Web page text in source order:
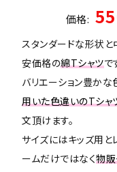
価格:
スタンダードな形状
安価格の綿Tシャツで
バリエーション豊か
用いた色違いのTシャ
文頂けます。
サイズにはキッズ用と
ームだけではなく物